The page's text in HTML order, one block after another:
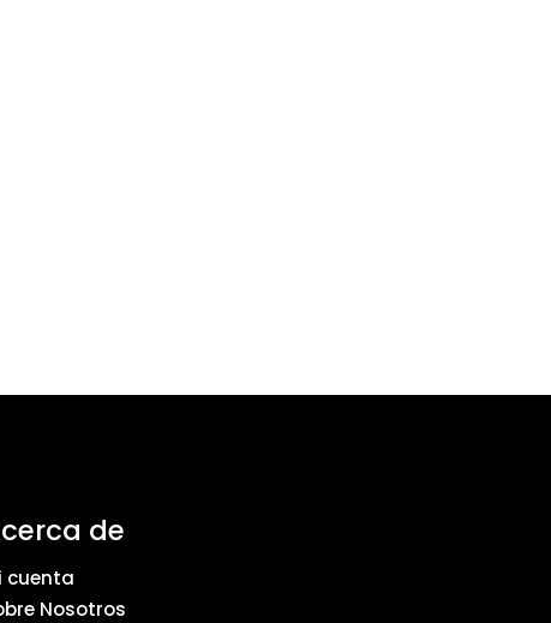
de
cuenta
Nosotros